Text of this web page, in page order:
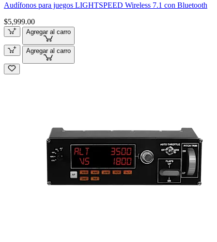
Audífonos para juegos LIGHTSPEED Wireless 7.1 con Bluetooth
$5,999.00
Agregar al carro
Agregar al carro